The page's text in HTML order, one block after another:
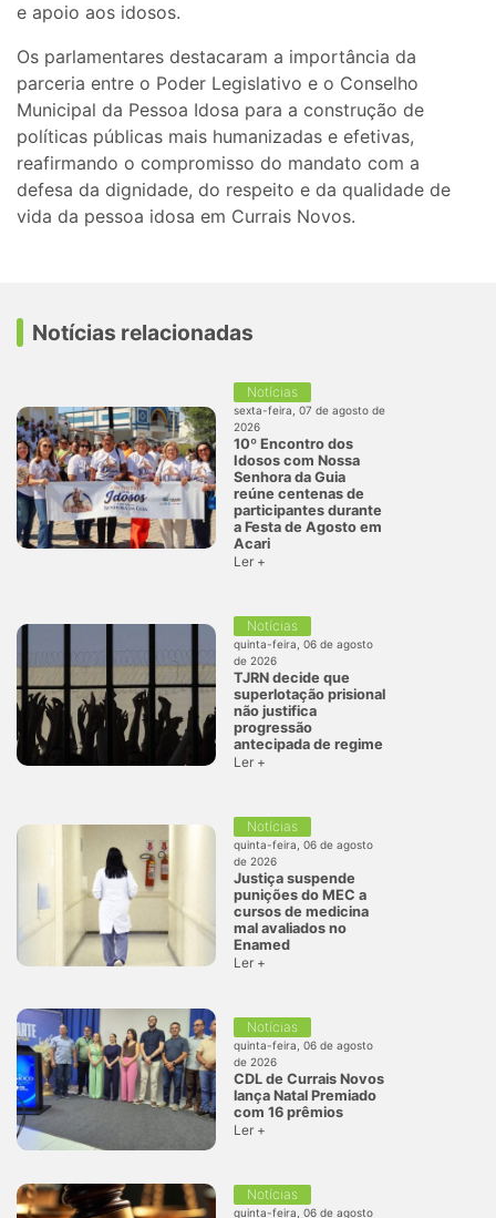
e apoio aos idosos.
Os parlamentares destacaram a importância da
parceria entre o Poder Legislativo e o Conselho
Municipal da Pessoa Idosa para a construção de
políticas públicas mais humanizadas e efetivas,
reafirmando o compromisso do mandato com a
defesa da dignidade, do respeito e da qualidade de
vida da pessoa idosa em Currais Novos.
Notícias relacionadas
Notícias
sexta-feira, 07 de agosto de
2026
10º Encontro dos
Idosos com Nossa
Senhora da Guia
reúne centenas de
participantes durante
a Festa de Agosto em
Acari
Ler +
Notícias
quinta-feira, 06 de agosto
de 2026
TJRN decide que
superlotação prisional
não justifica
progressão
antecipada de regime
Ler +
Notícias
quinta-feira, 06 de agosto
de 2026
Justiça suspende
punições do MEC a
cursos de medicina
mal avaliados no
Enamed
Ler +
Notícias
quinta-feira, 06 de agosto
de 2026
CDL de Currais Novos
lança Natal Premiado
com 16 prêmios
Ler +
Notícias
quinta-feira, 06 de agosto